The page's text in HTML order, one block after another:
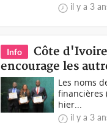
il y a 3
Info
Côte
encourage les
Les noms
financières
hier...
il y a 3